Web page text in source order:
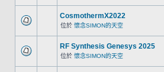
CosmothermX2022
位於 懷念SIMON的天空
RF Synthesis Genesys 2025
位於 懷念SIMON的天空